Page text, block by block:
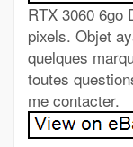
RTX 3060 6go
pixels. Objet
quelques
toutes
me contacter.